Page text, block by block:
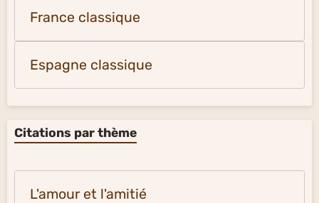
France classique
Espagne classique
Citations par thème
L'amour et l'amitié